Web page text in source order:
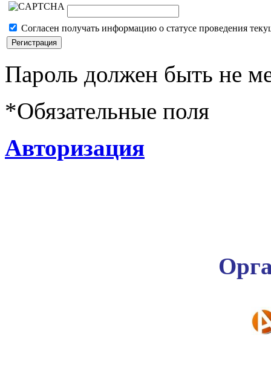
Согласен получать информацию о статусе проведения
Пароль должен быть не
*Обязательные поля
Авторизация